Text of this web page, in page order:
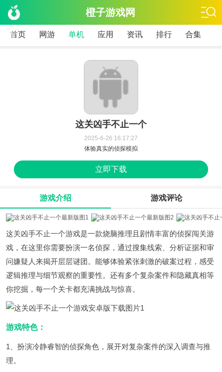
橙子游戏网
首页 网游 单机 应用 资讯 排行 合集
这关凶手不止一个
2025-6-26 16:17:27
体验真实的侦探模拟
立即下载
游戏介绍 游戏评论
这关凶手不止一个游戏是一款烧脑推理且剧情丰富的侦探闯关游
戏，在这里你需要扮演一名侦探，通过搜集线索、分析证据和审
问嫌疑人来揭开层层谜团。能够体验紧张刺激的破案过程，感受
逻辑推理与细节观察的重要性。还有多个复杂案件和隐藏真相等
你挖掘，每一个关卡都充满挑战与惊喜。
游戏特色：
1、扮演冷静睿智的侦探角色，展开对复杂案件的深入调查与推
理。